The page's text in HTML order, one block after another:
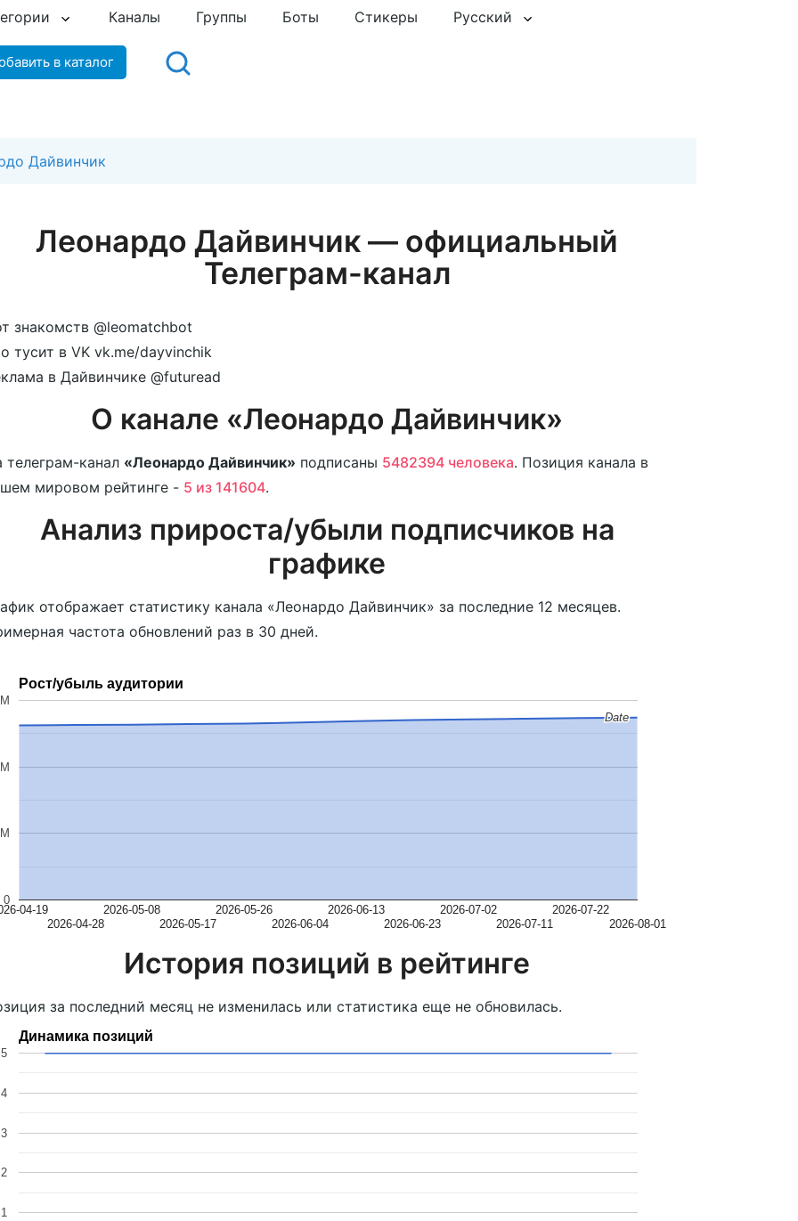
Каналы Группы Боты Стикеры Русский
в каталог
Дайвинчик
Леонардо Дайвинчик — официальный
Телеграм-канал
знакомств @leomatchbot
тусит в VK vk.me/dayvinchik
в Дайвинчике @futuread
О канале «Леонардо Дайвинчик»
телеграм-канал «Леонардо Дайвинчик» подписаны 5482394 человека. Позиция канала в
мировом рейтинге - 5 из 141604.
Анализ прироста/убыли подписчиков на
графике
отображает статистику канала «Леонардо Дайвинчик» за последние 12 месяцев.
частота обновлений раз в 30 дней.
Рост/убыль аудитории
04-19
2026-04-28
2026-05-08
2026-05-17
2026-05-26
2026-06-04
2026-06-13
2026-06-23
2026-07-02
2026-07-11
2026-07-22
2026-08-01
0
Date
Date
История позиций в рейтинге
за последний месяц не изменилась или статистика еще не обновилась.
Динамика позиций
1
2
3
4
5